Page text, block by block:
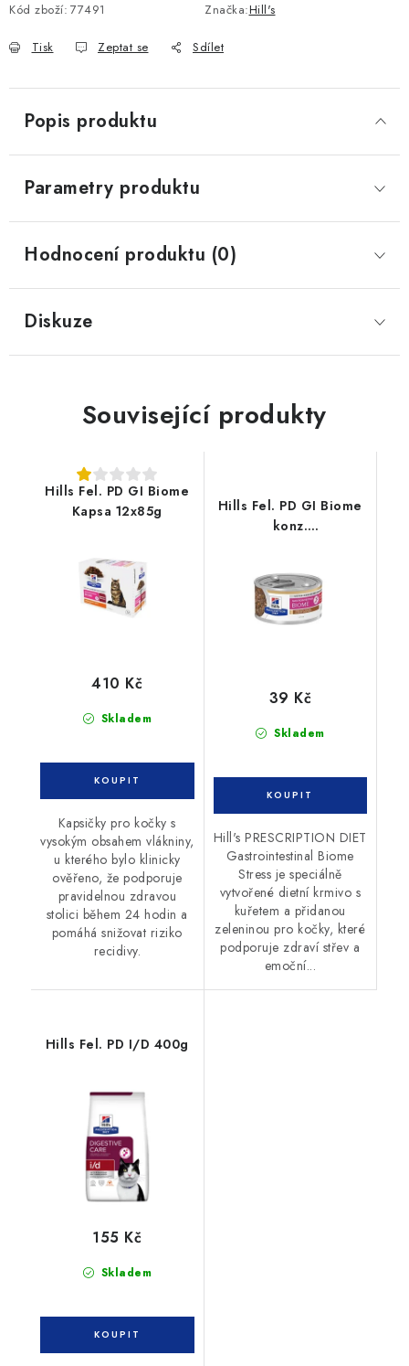
Kód zboží: 77491 Značka:Hill's
Tisk Zeptat se Sdílet
Popis produktu
Parametry produktu
Hodnocení produktu (0)
Diskuze
Související produkty
Hills Fel. PD GI Biome
Kapsa 12x85g
Skladem
410 Kč
Kapsičky pro kočky s
vysokým obsahem vlákniny,
u kterého bylo klinicky
ověřeno, že podporuje
pravidelnou zdravou
stolici během 24 hodin a
pomáhá snižovat riziko
recidivy.
Hills Fel. PD GI Biome
konz.
Skladem
39 Kč
Hill's PRESCRIPTION DIET
Gastrointestinal Biome
Stress je speciálně
vytvořené dietní krmivo s
kuřetem a přidanou
zeleninou pro kočky, které
podporuje zdraví střev a
emoční...
Hills Fel. PD I/D 400g
Skladem
155 Kč